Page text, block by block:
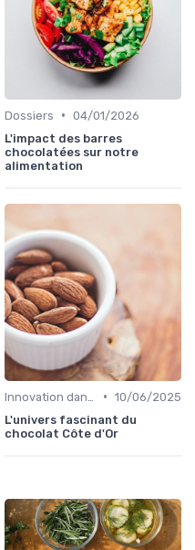
Dossiers • 04/01/2026
L'impact des barres
chocolatées sur notre
alimentation
• 10/06/2025
L'univers fascinant du
chocolat Côte d'Or